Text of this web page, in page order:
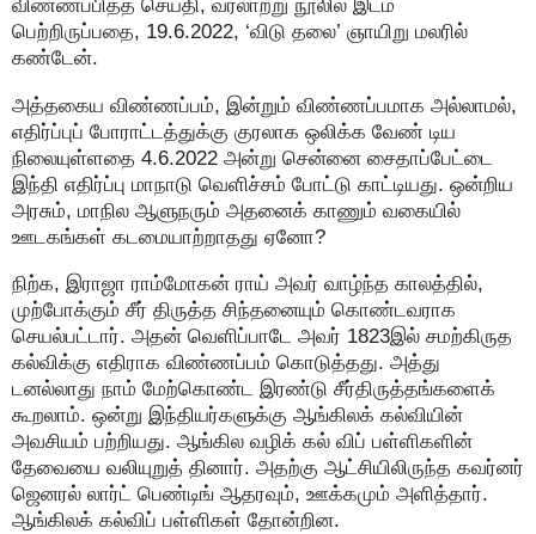
விண்ணப்பித்த செய்தி, வரலாற்று நூலில் இடம்
பெற்றிருப்பதை, 19.6.2022, ‘விடு தலை’ ஞாயிறு மலரில்
கண்டேன்.
அத்தகைய விண்ணப்பம், இன்றும் விண்ணப்பமாக அல்லாமல்,
எதிர்ப்புப் போராட்டத்துக்கு குரலாக ஒலிக்க வேண் டிய
நிலையுள்ளதை 4.6.2022 அன்று சென்னை சைதாப்பேட்டை
இந்தி எதிர்ப்பு மாநாடு வெளிச்சம் போட்டு காட்டியது. ஒன்றிய
அரசும், மாநில ஆளுநரும் அதனைக் காணும் வகையில்
ஊடகங்கள் கடமையாற்றாதது ஏனோ?
நிற்க, இராஜா ராம்மோகன் ராய் அவர் வாழ்ந்த காலத்தில்,
முற்போக்கும் சீர் திருத்த சிந்தனையும் கொண்டவராக
செயல்பட்டார். அதன் வெளிப்பாடே அவர் 1823இல் சமற்கிருத
கல்விக்கு எதிராக விண்ணப்பம் கொடுத்தது. அத்து
டனல்லாது நாம் மேற்கொண்ட இரண்டு சீர்திருத்தங்களைக்
கூறலாம். ஒன்று இந்தியர்களுக்கு ஆங்கிலக் கல்வியின்
அவசியம் பற்றியது. ஆங்கில வழிக் கல் விப் பள்ளிகளின்
தேவையை வலியுறுத் தினார். அதற்கு ஆட்சியிலிருந்த கவர்னர்
ஜெனரல் லார்ட் பெண்டிங் ஆதரவும், ஊக்கமும் அளித்தார்.
ஆங்கிலக் கல்விப் பள்ளிகள் தோன்றின.